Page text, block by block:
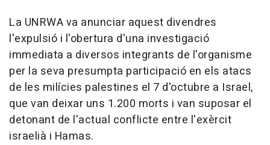
La UNRWA va anunciar aquest divendres
l'expulsió i l'obertura d'una investigació
immediata a diversos integrants de l'organisme
per la seva presumpta participació en els atacs
de les milícies palestines el 7 d'octubre a Israel,
que van deixar uns 1.200 morts i van suposar el
detonant de l'actual conflicte entre l'exèrcit
israelià i Hamas.